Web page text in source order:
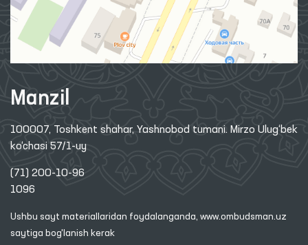
Manzil
100007, Toshkent shahar, Yashnobod tumani. Mirzo Ulug‘bek
ko‘chasi 57/1-uy
(71) 200-10-96
1096
Ushbu sayt materiallaridan foydalanganda, www.ombudsman.uz
saytiga bog'lanish kerak